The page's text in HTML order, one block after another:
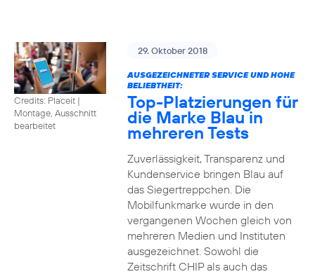
Credits: Placeit |
Montage, Ausschnitt
bearbeitet
29. Oktober 2018
AUSGEZEICHNETER SERVICE UND HOHE
BELIEBTHEIT:
Top-Platzierungen für
die Marke Blau in
mehreren Tests
Zuverlässigkeit, Transparenz und
Kundenservice bringen Blau auf
das Siegertreppchen. Die
Mobilfunkmarke wurde in den
vergangenen Wochen gleich von
mehreren Medien und Instituten
ausgezeichnet. Sowohl die
Zeitschrift CHIP als auch das